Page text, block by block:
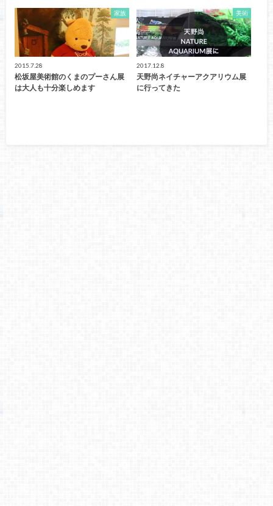
家族
2015.7.28
松坂屋美術館のくまのプーさん展
は大人も十分楽しめます
美術
2017.12.8
天野尚ネイチャーアクアリウム展
に行ってきた